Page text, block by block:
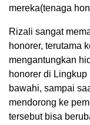
mereka(tenaga
Rizali sangat
honorer, terutama
mengantungkan
honorer di
bawahi, sampai
mendorong ke
tersebut bisa